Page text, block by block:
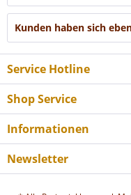
Kunden haben sich
Service Hotline
Shop Service
Informationen
Newsletter